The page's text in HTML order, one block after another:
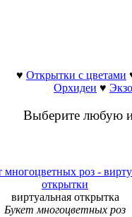
♥ Открытки с цветами
Орхидеи ♥
Выберите любую
виртуальная открытка
Букет многоцветных роз